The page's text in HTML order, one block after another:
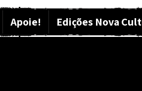
Apoie! Edições Nova